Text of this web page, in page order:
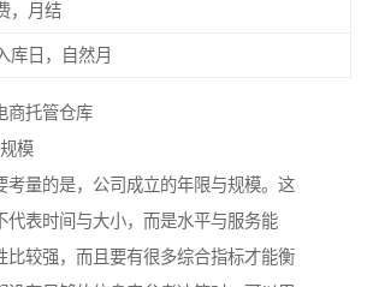
，月结
库日，自然月
商托管仓库
模
考量的是，公司成立的年限与规模。这
代表时间与大小，而是水平与服务能
比较强，而且要有很多综合指标才能衡